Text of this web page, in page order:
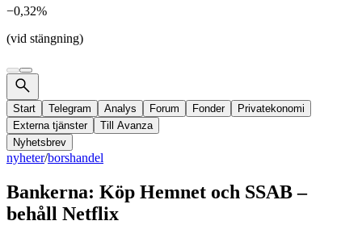
−0,32%
(vid stängning)
Start Telegram Analys Forum Fonder
Privatekonomi
Externa tjänster
Till Avanza
Nyhetsbrev
nyheter/borshandel
Bankerna: Köp Hemnet och SSAB –
behåll Netflix